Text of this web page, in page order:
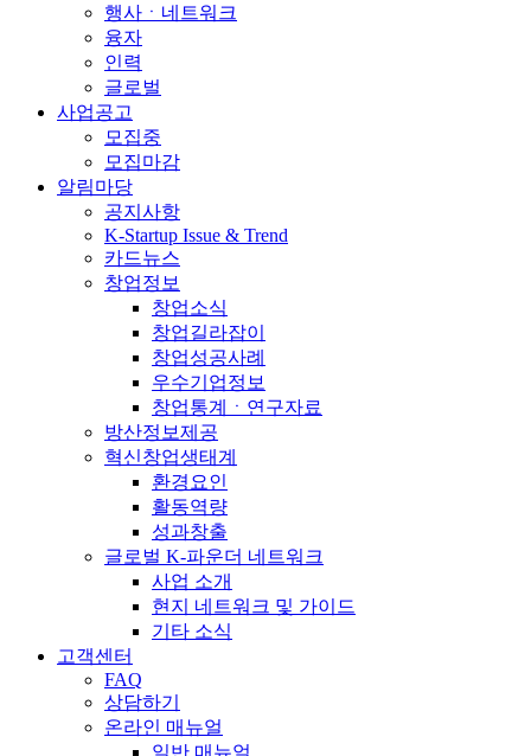
행사ㆍ네트워크
융자
인력
글로벌
사업공고
모집중
모집마감
알림마당
공지사항
K-Startup Issue & Trend
카드뉴스
창업정보
창업소식
창업길라잡이
창업성공사례
우수기업정보
창업통계ㆍ연구자료
방산정보제공
혁신창업생태계
환경요인
활동역량
성과창출
글로벌 K-파운더 네트워크
사업 소개
현지 네트워크 및 가이드
기타 소식
고객센터
FAQ
상담하기
온라인 매뉴얼
일반 매뉴얼